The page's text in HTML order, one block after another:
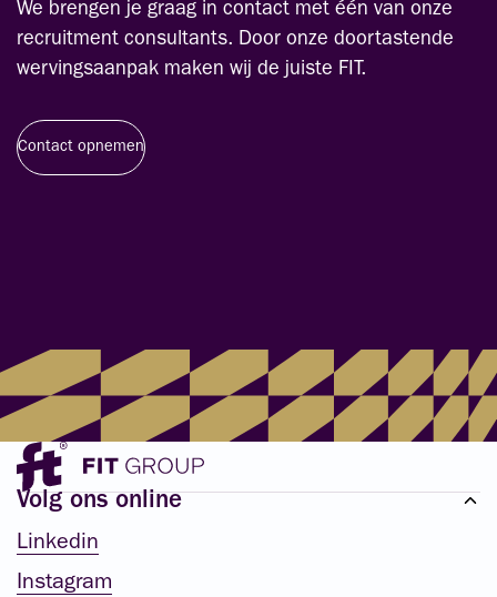
We brengen je graag in contact met één van onze
recruitment consultants. Door onze doortastende
wervingsaanpak maken wij de juiste FIT.
Contact opnemen
Volg ons online
Linkedin
Instagram